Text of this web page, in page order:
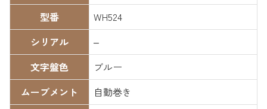
型番
WH524
シリアル
–
文字盤色
ブルー
ムーブメント
自動巻き